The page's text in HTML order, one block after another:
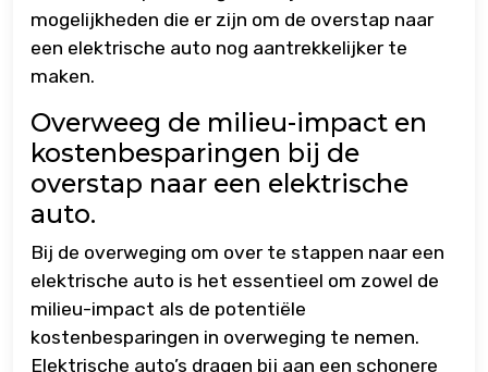
mogelijkheden die er zijn om de overstap naar
een elektrische auto nog aantrekkelijker te
maken.
Overweeg de milieu-impact en
kostenbesparingen bij de
overstap naar een elektrische
auto.
Bij de overweging om over te stappen naar een
elektrische auto is het essentieel om zowel de
milieu-impact als de potentiële
kostenbesparingen in overweging te nemen.
Elektrische auto’s dragen bij aan een schonere